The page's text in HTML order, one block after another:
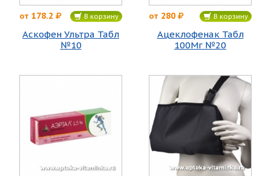
от 178.2 В корзину
Аскофен Ультра Табл
№10
от 280 В корзину
Ацеклофенак Табл
100Мг №20